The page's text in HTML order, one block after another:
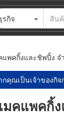
รกิจ
พคกิ้งและชิพปิ้ง จ
กคุณเป็นเจ้าของกิ
คแพคกิ้